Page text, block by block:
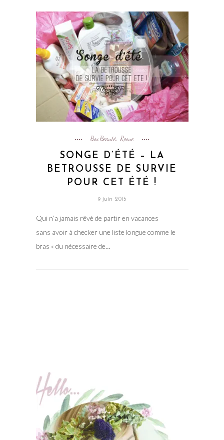
Box Beauté, Revue
SONGE D’ÉTÉ – LA
BETROUSSE DE SURVIE
POUR CET ÉTÉ !
9 juin 2015
Qui n’a jamais rêvé de partir en vacances
sans avoir à checker une liste longue comme le
bras « du nécessaire de…